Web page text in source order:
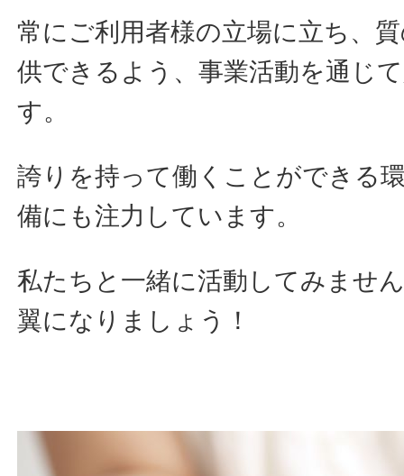
常にご利用者様の立場に立ち、
供できるよう、事業活動を通じ
す。
誇りを持って働くことができる
備にも注力しています。
私たちと一緒に活動してみませ
翼になりましょう！